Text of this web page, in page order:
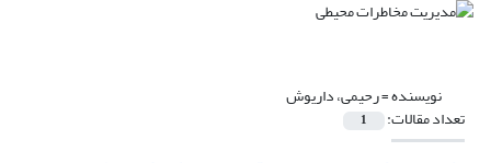
نویسنده =رحیمی، داریوش
تعداد مقالات: 1